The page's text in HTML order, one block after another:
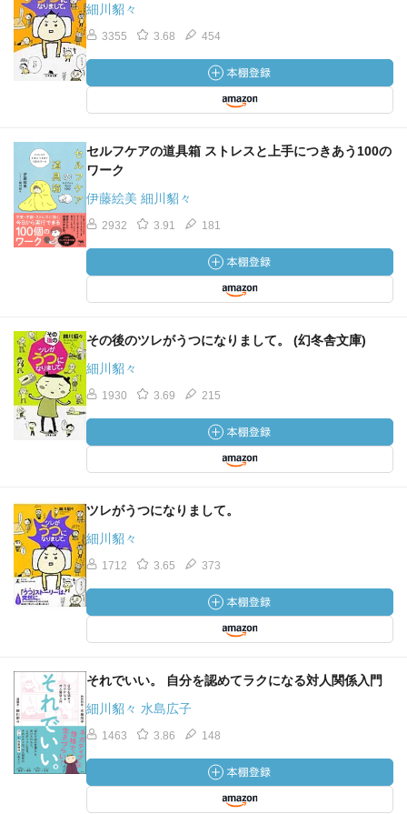
細川貂々
3355 3.68 454
セルフケアの道具箱 ストレスと上手につきあう100の
ワーク
伊藤絵美 細川貂々
2932 3.91 181
その後のツレがうつになりまして。 (幻冬舎文庫)
細川貂々
1930 3.69 215
ツレがうつになりまして。
細川貂々
1712 3.65 373
それでいい。 自分を認めてラクになる対人関係入門
細川貂々 水島広子
1463 3.86 148